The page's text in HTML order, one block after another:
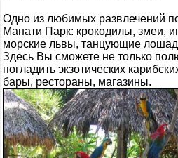
Одно из любимых развлечений
Манати Парк: крокодилы, змеи,
морские львы, танцующие
Здесь Вы сможете не только
погладить экзотических
бары, рестораны, магазины.